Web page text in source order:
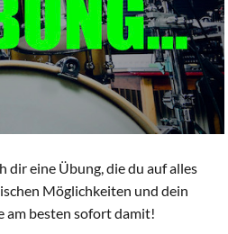
dir eine Übung, die du auf alles
Möglichkeiten und dein
am besten sofort damit!